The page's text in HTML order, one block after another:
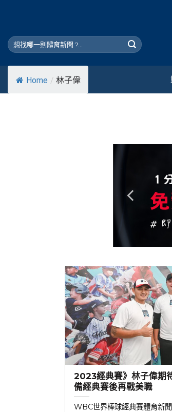
Home / 林子偉
2023經典賽》林子偉期
備經典賽後再戰美職
WBC世界棒球經典賽體育新